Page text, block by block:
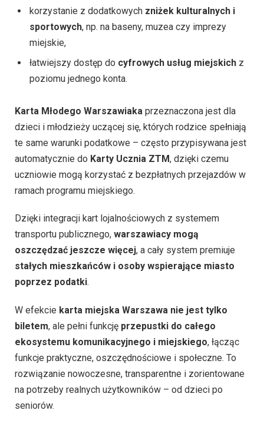
korzystanie z dodatkowych zniżek kulturalnych i
sportowych, np. na baseny, muzea czy imprezy
miejskie,
łatwiejszy dostęp do cyfrowych usług miejskich z
poziomu jednego konta.
Karta Młodego Warszawiaka przeznaczona jest dla
dzieci i młodzieży uczącej się, których rodzice spełniają
te same warunki podatkowe – często przypisywana jest
automatycznie do Karty Ucznia ZTM, dzięki czemu
uczniowie mogą korzystać z bezpłatnych przejazdów w
ramach programu miejskiego.
Dzięki integracji kart lojalnościowych z systemem
transportu publicznego, warszawiacy mogą
oszczędzać jeszcze więcej, a cały system premiuje
stałych mieszkańców i osoby wspierające miasto
poprzez podatki.
W efekcie karta miejska Warszawa nie jest tylko
biletem, ale pełni funkcję przepustki do całego
ekosystemu komunikacyjnego i miejskiego, łącząc
funkcje praktyczne, oszczędnościowe i społeczne. To
rozwiązanie nowoczesne, transparentne i zorientowane
na potrzeby realnych użytkowników – od dzieci po
seniorów.